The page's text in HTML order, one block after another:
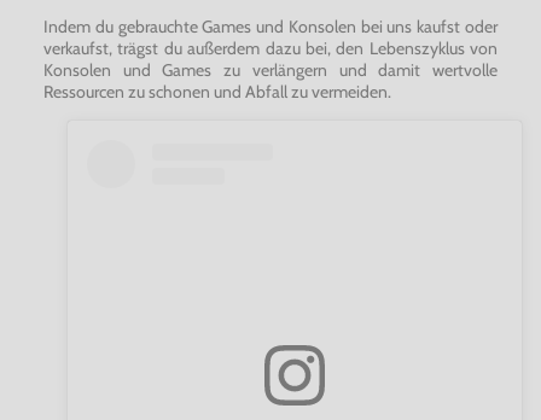
Indem du gebrauchte Games und Konsolen bei uns kaufst oder
verkaufst, trägst du außerdem dazu bei, den Lebenszyklus von
Konsolen und Games zu verlängern und damit wertvolle
Ressourcen zu schonen und Abfall zu vermeiden.